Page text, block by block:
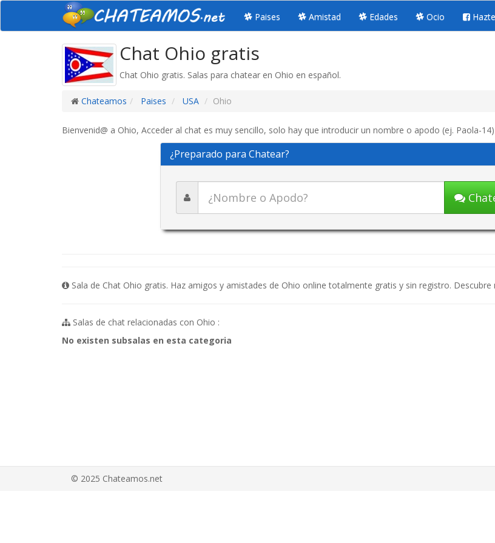
Paises Amistad Edades Ocio
Chat Ohio gratis
Chat Ohio gratis. Salas para chatear en Ohio en español.
Chateamos Paises USA Ohio
Bienvenid@ a Ohio, Acceder al chat es muy sencillo, solo hay que introducir un nombre o apodo (ej. Paola-
¿Preparado para Chatear?
Sala de Chat Ohio gratis. Haz amigos y amistades de Ohio online totalmente gratis y sin registro.
Salas de chat relacionadas con Ohio :
No existen subsalas en esta categoria
© 2025 Chateamos.net